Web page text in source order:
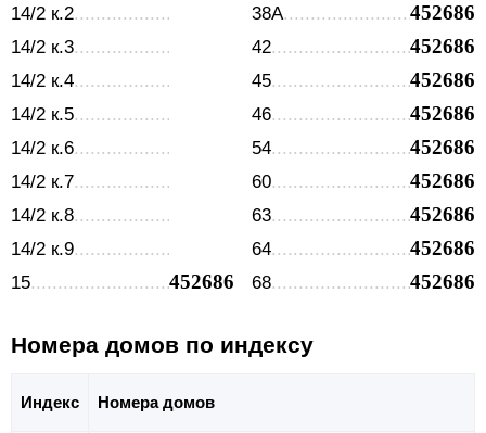
14/2 к.2
14/2 к.3
14/2 к.4
14/2 к.5
14/2 к.6
14/2 к.7
14/2 к.8
14/2 к.9
15
452686
38А 452686
42 452686
45 452686
46 452686
54 452686
60 452686
63 452686
64 452686
68 452686
Номера домов по индексу
Индекс Номера домов